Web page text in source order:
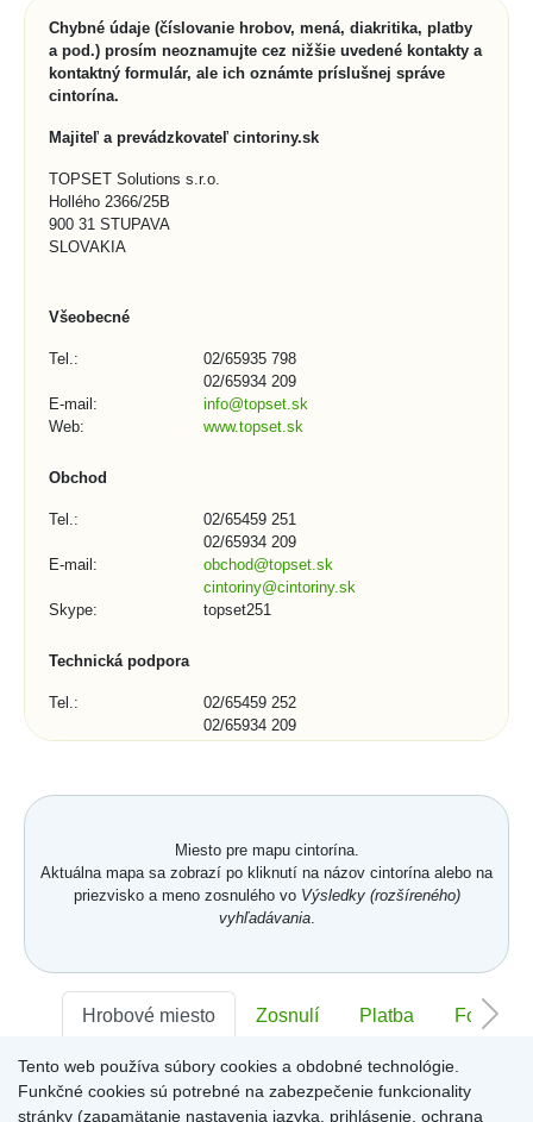
Chybné údaje (číslovanie hrobov, mená, diakritika, platby
a pod.) prosím neoznamujte cez nižšie uvedené kontakty a
kontaktný formulár, ale ich oznámte príslušnej správe
cintorína.
Majiteľ a prevádzkovateľ cintoriny.sk
TOPSET Solutions s.r.o.
Hollého 2366/25B
900 31 STUPAVA
SLOVAKIA
Všeobecné
Tel.:
02/65935 798
02/65934 209
E-mail:
info@topset.sk
Web:
www.topset.sk
Obchod
Tel.:
02/65459 251
02/65934 209
E-mail:
obchod@topset.sk
cintoriny@cintoriny.sk
Skype:
topset251
Technická podpora
Tel.:
02/65459 252
02/65934 209
Mesto, obec, organizácia:
*E-mail:
Miesto pre mapu cintorína.
Aktuálna mapa sa zobrazí po kliknutí na názov cintorína alebo na
priezvisko a meno zosnulého vo Výsledky (rozšíreného)
vyhľadávania.
Hrobové miesto Zosnulí Platba Foto
Sektor:- Rad:- Číslo:-
Tento web používa súbory cookies a obdobné technológie.
Funkčné cookies sú potrebné na zabezpečenie funkcionality
stránky (zapamätanie nastavenia jazyka, prihlásenie, ochrana